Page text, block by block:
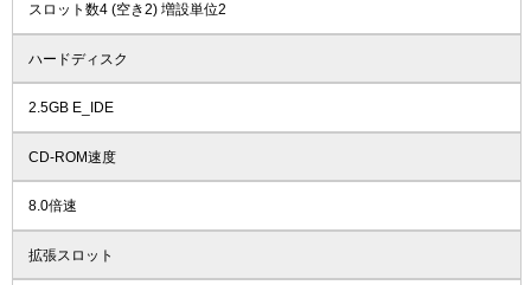
スロット数4 (空き2) 増設単位2
ハードディスク
2.5GB E_IDE
CD-ROM速度
8.0倍速
拡張スロット